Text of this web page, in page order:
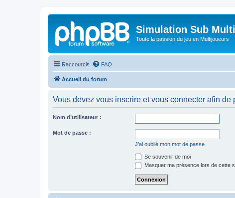
Simulation Sub Multi
Toute la passion du jeu en Multijoueurs
Raccourcis FAQ
Accueil du forum
Vous devez vous inscrire et vous connecter afin
Nom d’utilisateur :
Mot de passe :
J’ai oublié mon mot de passe
Se souvenir de moi
Masquer ma présence lors de cette